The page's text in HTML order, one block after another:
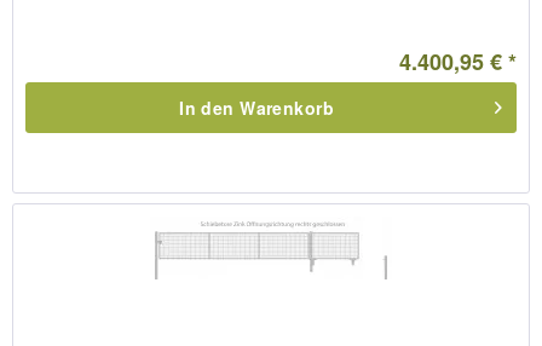
4.400,95 € *
In den Warenkorb